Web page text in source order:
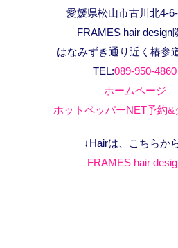
愛媛県松山市古川北4-
FRAMES hair design
はなみずき通り近く椿参
TEL:089-950-4860
ホームページ
ホットペッパーNET予約&
↓Hairは、こちらか
FRAMES hair